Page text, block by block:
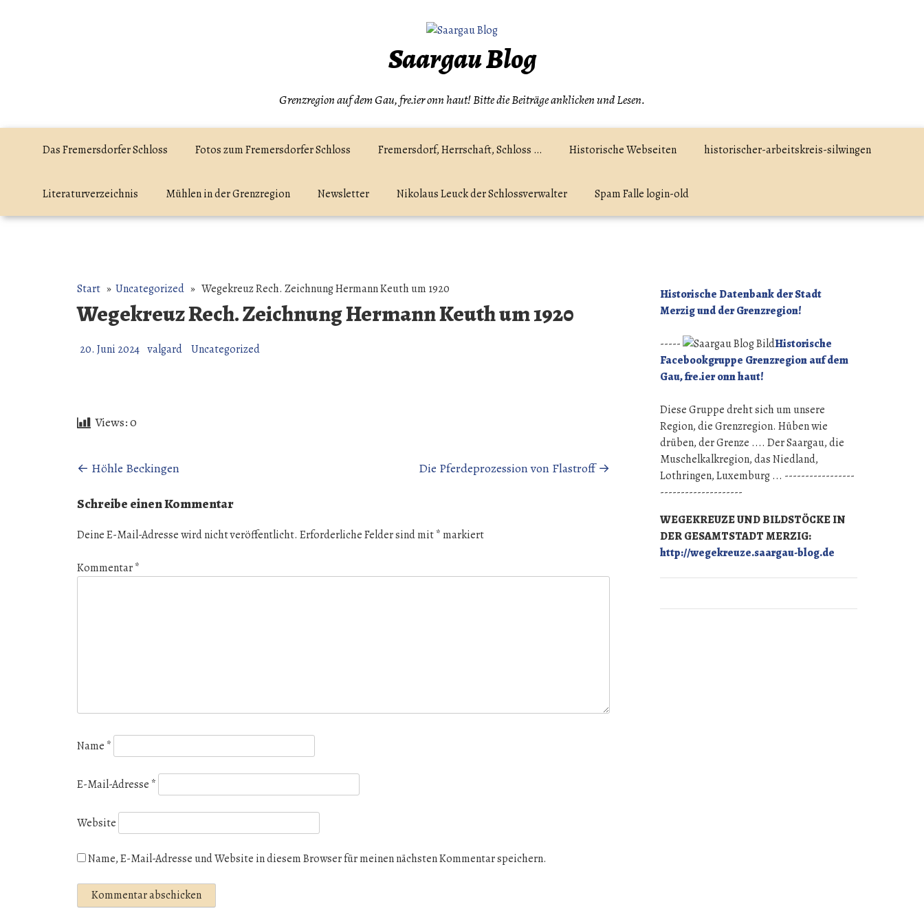
Saargau Blog
Grenzregion auf dem Gau, fre.ier onn haut! Bitte die Beiträge anklicken und Lesen.
Das Fremersdorfer Schloss Fotos zum Fremersdorfer Schloss Fremersdorf, Herrschaft, Schloss … Historische Webseiten historischer-arbeitskreis-silwingen
Literaturverzeichnis Mühlen in der Grenzregion Newsletter Nikolaus Leuck der Schlossverwalter Spam Falle login-old
Start » Uncategorized » Wegekreuz Rech. Zeichnung Hermann Keuth um 1920
Wegekreuz Rech. Zeichnung Hermann Keuth um 1920
20. Juni 2024 valgard Uncategorized
Views:0
Beitragsnavigation
← Höhle Beckingen Die Pferdeprozession von Flastroff→
Schreibe einen Kommentar
Deine E-Mail-Adresse wird nicht veröffentlicht. Erforderliche Felder sind mit* markiert
Kommentar*
Name *
E-Mail-Adresse *
Website
Name, E-Mail-Adresse und Website in diesem Browser für meinen nächsten Kommentar speichern.
Historische Datenbank der Stadt
Merzig und der Grenzregion!
-----
Historische
Facebookgruppe Grenzregion auf dem
Gau, fre.ier onn haut!
Diese Gruppe dreht sich um unsere
Region, die Grenzregion. Hüben wie
drüben, der Grenze .... Der Saargau, die
Muschelkalkregion, das Niedland,
Lothringen, Luxemburg ... -----------------
--------------------
WEGEKREUZE UND BILDSTÖCKE IN
DER GESAMTSTADT MERZIG:
http://wegekreuze.saargau-blog.de